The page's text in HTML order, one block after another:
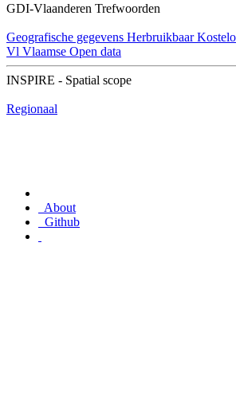
GDI-Vlaanderen Trefwoorden
Geografische gegevens Herbruikbaar
Vl Vlaamse Open data
INSPIRE - Spatial scope
Regionaal
About
Github